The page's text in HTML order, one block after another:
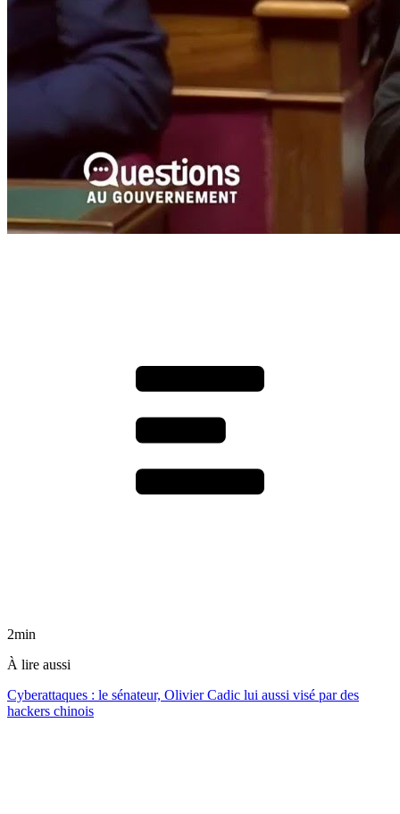
2min
À lire aussi
Cyberattaques : le sénateur, Olivier Cadic lui aussi visé par des
hackers chinois